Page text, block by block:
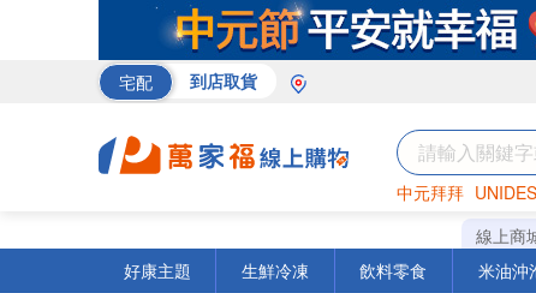
宅配 到店取貨
中元拜拜
罐頭 咖啡
線上商
好康主題
生鮮冷凍 飲料零食 米油沖